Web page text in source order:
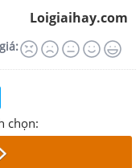
Loigiaihay.com
chọn: